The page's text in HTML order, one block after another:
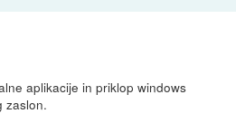
aplikacije in priklop windows
zaslon.